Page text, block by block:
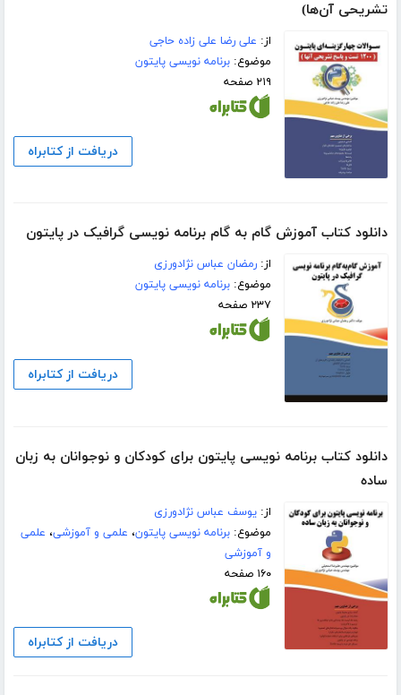
تشریحی آن‌ها)
از: علی رضا علی زاده حاجی
موضوع:برنامه نویسی پایتون
۲۱۹ صفحه
دریافت از کتابراه
دانلود کتاب آموزش گام‌ به‌ گام برنامه نویسی گرافیک در پایتون‌‫
از:رمضان عباس نژادورزی
موضوع:برنامه نویسی پایتون
۲۳۷ صفحه
دریافت از کتابراه
دانلود کتاب برنامه نویسی پایتون برای کودکان و نوجوانان به زبان
ساده
از:یوسف عباس نژادورزی
موضوع:برنامه نویسی پایتون، علمی و آموزشی، علمی
و آموزشی
۱۶۰ صفحه
دریافت از کتابراه